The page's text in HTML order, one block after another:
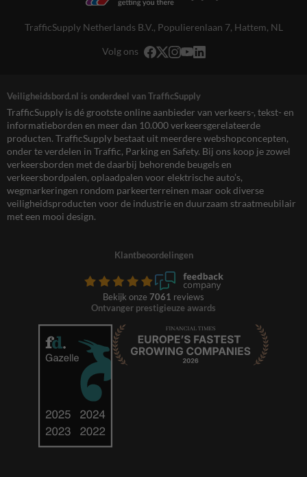
TrafficSupply Netherlands B.V., Populierenlaan 7, Hattem, NL
Volg ons
Veiligheidsbord.nl is onderdeel van TrafficSupply
TrafficSupply is dé grootste online aanbieder van verkeers-, tekst- en
informatieborden en meer dan 10.000 verkeersgerelateerde
producten. TrafficSupply bestaat uit meerdere webshopconcepten,
onder te verdelen in Traffic, Parking en Safety. Bij ons koop je zowel
verkeersborden met de daarbij behorende beugels en
verkeersbordpalen, oplaadpalen voor elektrische auto’s,
wegmarkeringen rondom parkeerterreinen maar ook diverse
veiligheidsproducten voor de industrie en duurzaam straatmeubilair
met een mooi design.
Klantbeoordelingen
Bekijk onze 7061 reviews
Ontvanger prestigieuze awards